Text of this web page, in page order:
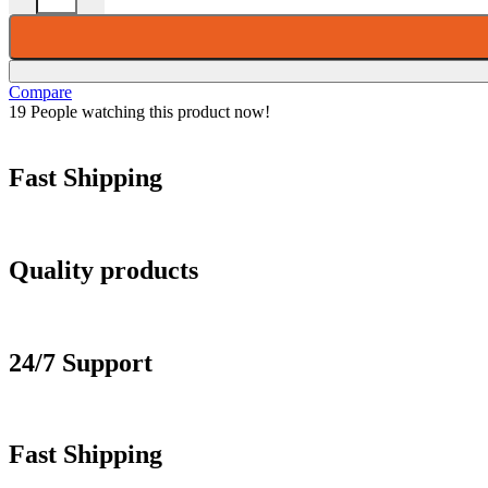
Compare
19 People watching this product now!
Fast Shipping
Quality products
24/7 Support
Fast Shipping